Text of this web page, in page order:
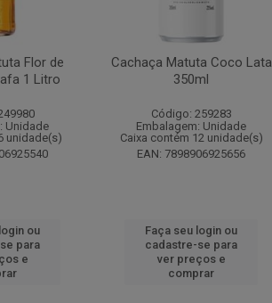
Flor de
1 Litro
Unidade
unidade(s)
ou
para
e
Cachaça Matuta Coco Lata
350ml
Código: 259283
Embalagem: Unidade
Caixa contém 12 unidade(s)
EAN: 7898906925656
Faça seu login ou
cadastre-se para
ver preços e
comprar